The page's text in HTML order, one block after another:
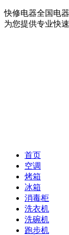
快修电器全国电
为您提供专业快
首页
空调
烤箱
冰箱
消毒柜
洗衣机
洗碗机
跑步机